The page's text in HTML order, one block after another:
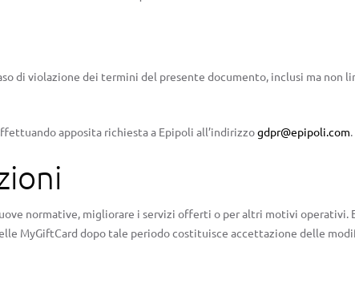
di violazione dei termini del presente documento, inclusi ma
apposita richiesta a Epipoli all’indirizzogdpr@epipoli.com.
normative, migliorare i servizi offerti o per altri motivi operativi.
MyGiftCard dopo tale periodo costituisce accettazione delle